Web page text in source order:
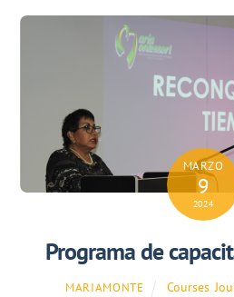
MARZO
9
2024
Programa de
MARIAMONTE Courses,